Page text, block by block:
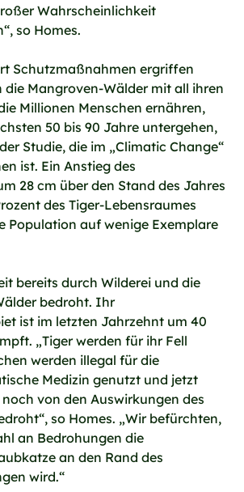
Wahrscheinlichkeit
so Homes.
Schutzmaßnahmen ergriffen
die Mangroven-Wälder mit all ihren
Millionen Menschen ernähren,
50 bis 90 Jahre untergehen,
Studie, die im „Climatic Change“
ist. Ein Anstieg des
28 cm über den Stand des Jahres
des Tiger-Lebensraumes
Population auf wenige Exemplare
bereits durch Wilderei und die
bedroht. Ihr
ist im letzten Jahrzehnt um 40
„Tiger werden für ihr Fell
werden illegal für die
Medizin genutzt und jetzt
von den Auswirkungen des
so Homes. „Wir befürchten,
an Bedrohungen die
an den Rand des
wird.“